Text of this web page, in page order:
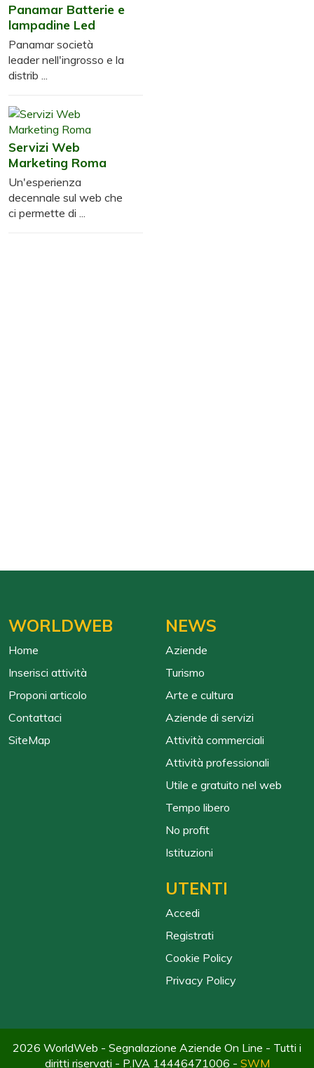
Panamar Batterie e
lampadine Led
Panamar società
leader nell'ingrosso e la
distrib ...
Servizi Web
Marketing Roma
Un'esperienza
decennale sul web che
ci permette di ...
WORLDWEB
Home
Inserisci attività
Proponi articolo
Contattaci
SiteMap
NEWS
Aziende
Turismo
Arte e cultura
Aziende di servizi
Attività commerciali
Attività professionali
Utile e gratuito nel web
Tempo libero
No profit
Istituzioni
UTENTI
Accedi
Registrati
Cookie Policy
Privacy Policy
2026 WorldWeb - Segnalazione Aziende On Line - Tutti i
diritti riservati - P.IVA 14446471006 - SWM